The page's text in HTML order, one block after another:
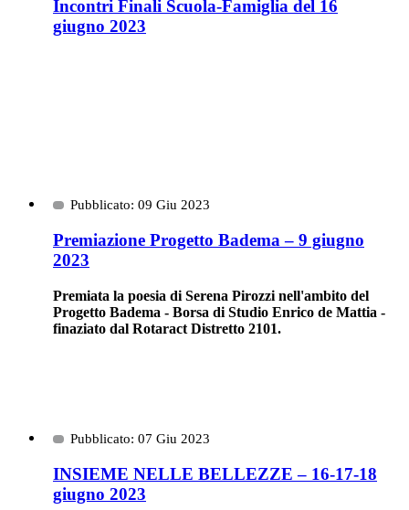
Incontri Finali Scuola-Famiglia del 16
giugno 2023
Pubblicato: 09 Giu 2023
Premiazione Progetto Badema – 9 giugno
2023
Premiata la poesia di Serena Pirozzi nell'ambito del
Progetto Badema - Borsa di Studio Enrico de Mattia -
finaziato dal Rotaract Distretto 2101.
Pubblicato: 07 Giu 2023
INSIEME NELLE BELLEZZE – 16-17-18
giugno 2023